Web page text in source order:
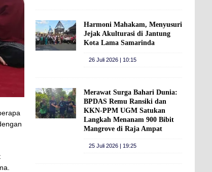
Harmoni Mahakam, Menyusuri
Jejak Akulturasi di Jantung
Kota Lama Samarinda
26 Juli 2026 | 10:15
Merawat Surga Bahari Dunia:
BPDAS Remu Ransiki dan
KKN-PPM UGM Satukan
Langkah Menanam 900 Bibit
Mangrove di Raja Ampat
25 Juli 2026 | 19:25